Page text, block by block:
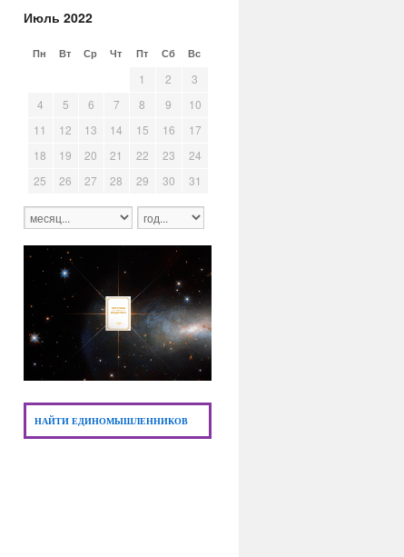
Июль 2022
Пн Вт Ср Чт Пт Сб Вс
1 2
3
4
5 6 7 8 9
10
11
12 13 14 15 16
17
18
19 20 21 22 23
24
25
26 27 28 29 30 31
НАЙТИ ЕДИНОМЫШЛЕННИКОВ